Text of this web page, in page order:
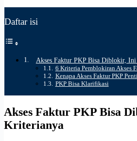
Daftar isi
Akses Faktur PKP Bisa Diblokir,
6 Kriteria Pemblokiran Akses
Kenapa Akses Faktur PKP
PKP Bisa Klarifikasi
Akses Faktur PKP Bisa
Kriterianya